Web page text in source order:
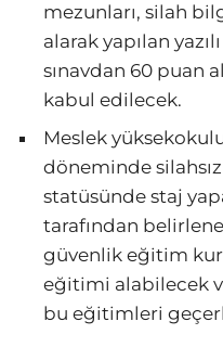
mezunları, silah
alarak yapılan
sınavdan 60 puan
kabul edilecek.
Meslek
döneminde
statüsünde staj
tarafından
güvenlik eğitim
eğitimi alabilecek
bu eğitimleri